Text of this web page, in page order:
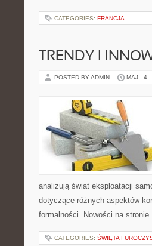
CATEGORIES: FRANCJA
TRENDY I
POSTED BY ADMIN MAJ - 4
analizują świat eksploatacji
dotyczące różnych aspektów
formalności. Nowości na
CATEGORIES: ŚWIĘTA I